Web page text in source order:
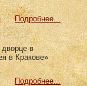
Подробнее...
в
в Кракове»
Подробнее...